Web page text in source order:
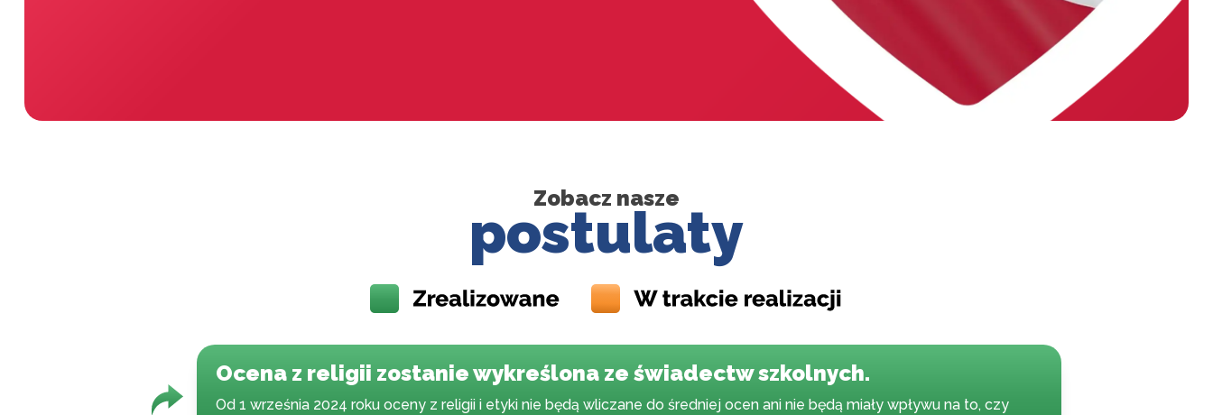
Zobacz nasze
postulaty
Ocena z religii zostanie wykreślona ze świadectw szkolnych.
Od 1 września 2024 roku oceny z religii i etyki nie będą wliczane do średniej ocen ani nie będą miały wpływu na to, czy